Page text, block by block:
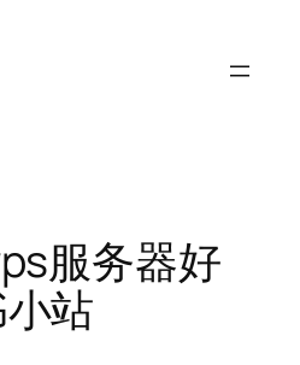
服务器好
站